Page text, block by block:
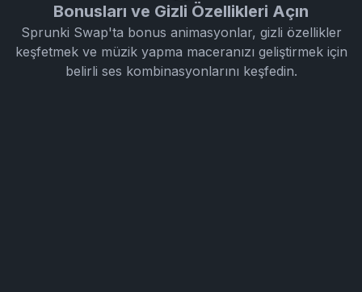
Bonusları ve Gizli Özellikleri Açın
Sprunki Swap'ta bonus animasyonlar, gizli özellikler
keşfetmek ve müzik yapma maceranızı geliştirmek için
belirli ses kombinasyonlarını keşfedin.